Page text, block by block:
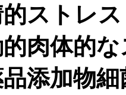
的ストレス
的肉体的
品添加物